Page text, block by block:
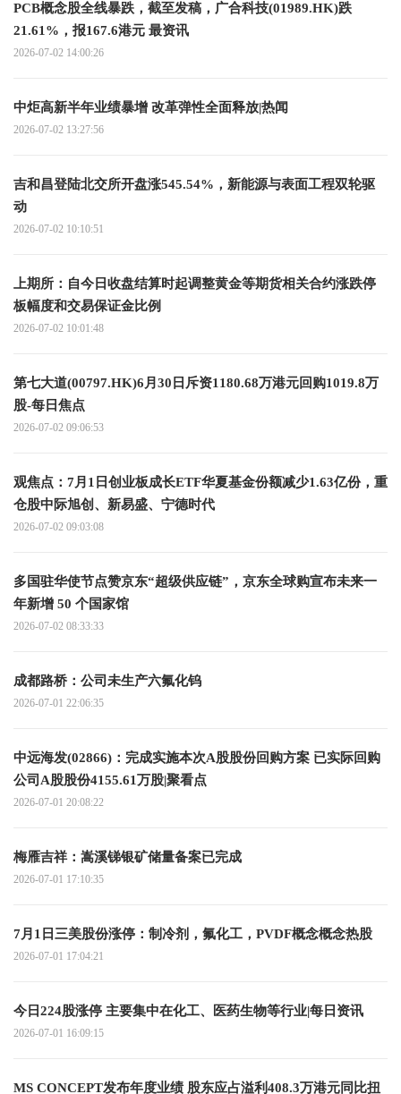
PCB概念股全线暴跌，截至发稿，广合科技(01989.HK)跌
21.61%，报167.6港元 最资讯
2026-07-02 14:00:26
中炬高新半年业绩暴增 改革弹性全面释放|热闻
2026-07-02 13:27:56
吉和昌登陆北交所开盘涨545.54%，新能源与表面工程双轮驱
动
2026-07-02 10:10:51
上期所：自今日收盘结算时起调整黄金等期货相关合约涨跌停
板幅度和交易保证金比例
2026-07-02 10:01:48
第七大道(00797.HK)6月30日斥资1180.68万港元回购1019.8万
股-每日焦点
2026-07-02 09:06:53
观焦点：7月1日创业板成长ETF华夏基金份额减少1.63亿份，重
仓股中际旭创、新易盛、宁德时代
2026-07-02 09:03:08
多国驻华使节点赞京东“超级供应链”，京东全球购宣布未来一
年新增 50 个国家馆
2026-07-02 08:33:33
成都路桥：公司未生产六氟化钨
2026-07-01 22:06:35
中远海发(02866)：完成实施本次A股股份回购方案 已实际回购
公司A股股份4155.61万股|聚看点
2026-07-01 20:08:22
梅雁吉祥：嵩溪锑银矿储量备案已完成
2026-07-01 17:10:35
7月1日三美股份涨停：制冷剂，氟化工，PVDF概念概念热股
2026-07-01 17:04:21
今日224股涨停 主要集中在化工、医药生物等行业|每日资讯
2026-07-01 16:09:15
MS CONCEPT发布年度业绩 股东应占溢利408.3万港元同比扭